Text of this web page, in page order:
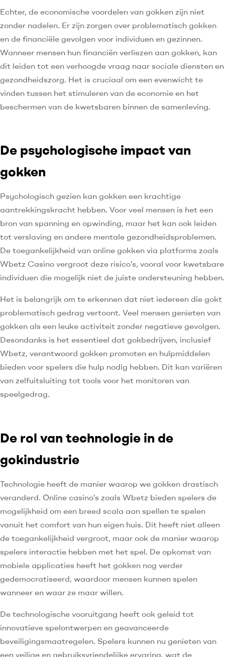
Echter, de economische voordelen van gokken zijn niet
zonder nadelen. Er zijn zorgen over problematisch gokken
en de financiële gevolgen voor individuen en gezinnen.
Wanneer mensen hun financiën verliezen aan gokken, kan
dit leiden tot een verhoogde vraag naar sociale diensten en
gezondheidszorg. Het is cruciaal om een evenwicht te
vinden tussen het stimuleren van de economie en het
beschermen van de kwetsbaren binnen de samenleving.
De psychologische impact van
gokken
Psychologisch gezien kan gokken een krachtige
aantrekkingskracht hebben. Voor veel mensen is het een
bron van spanning en opwinding, maar het kan ook leiden
tot verslaving en andere mentale gezondheidsproblemen.
De toegankelijkheid van online gokken via platforms zoals
Wbetz Casino vergroot deze risico’s, vooral voor kwetsbare
individuen die mogelijk niet de juiste ondersteuning hebben.
Het is belangrijk om te erkennen dat niet iedereen die gokt
problematisch gedrag vertoont. Veel mensen genieten van
gokken als een leuke activiteit zonder negatieve gevolgen.
Desondanks is het essentieel dat gokbedrijven, inclusief
Wbetz, verantwoord gokken promoten en hulpmiddelen
bieden voor spelers die hulp nodig hebben. Dit kan variëren
van zelfuitsluiting tot tools voor het monitoren van
speelgedrag.
De rol van technologie in de
gokindustrie
Technologie heeft de manier waarop we gokken drastisch
veranderd. Online casino’s zoals Wbetz bieden spelers de
mogelijkheid om een breed scala aan spellen te spelen
vanuit het comfort van hun eigen huis. Dit heeft niet alleen
de toegankelijkheid vergroot, maar ook de manier waarop
spelers interactie hebben met het spel. De opkomst van
mobiele applicaties heeft het gokken nog verder
gedemocratiseerd, waardoor mensen kunnen spelen
wanneer en waar ze maar willen.
De technologische vooruitgang heeft ook geleid tot
innovatieve spelontwerpen en geavanceerde
beveiligingsmaatregelen. Spelers kunnen nu genieten van
een veilige en gebruiksvriendelijke ervaring, wat de